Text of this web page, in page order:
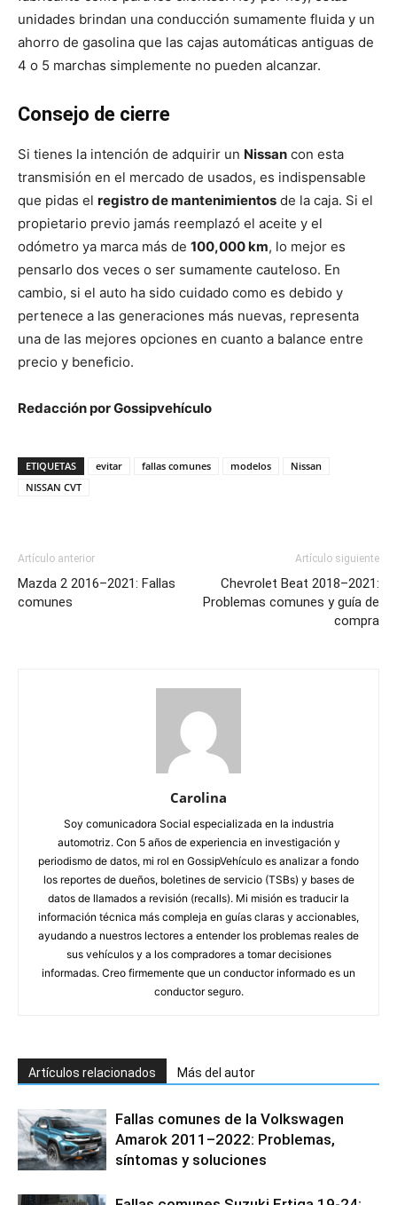
unidades brindan una conducción sumamente fluida y un
ahorro de gasolina que las cajas automáticas antiguas de
4 o 5 marchas simplemente no pueden alcanzar.
Consejo de cierre
Si tienes la intención de adquirir un Nissan con esta
transmisión en el mercado de usados, es indispensable
que pidas el registro de mantenimientos de la caja. Si el
propietario previo jamás reemplazó el aceite y el
odómetro ya marca más de 100,000 km, lo mejor es
pensarlo dos veces o ser sumamente cauteloso. En
cambio, si el auto ha sido cuidado como es debido y
pertenece a las generaciones más nuevas, representa
una de las mejores opciones en cuanto a balance entre
precio y beneficio.
Redacción por Gossipvehículo
ETIQUETAS evitar fallas comunes modelos
Nissan
NISSAN CVT
Artículo anterior
Mazda 2 2016–2021: Fallas
comunes
Artículo siguiente
Chevrolet Beat 2018–2021:
Problemas comunes y guía de
compra
Carolina
Soy comunicadora Social especializada en la industria
automotriz. Con 5 años de experiencia en investigación y
periodismo de datos, mi rol en GossipVehículo es analizar a fondo
los reportes de dueños, boletines de servicio (TSBs) y bases de
datos de llamados a revisión (recalls). Mi misión es traducir la
información técnica más compleja en guías claras y accionables,
ayudando a nuestros lectores a entender los problemas reales de
sus vehículos y a los compradores a tomar decisiones
informadas. Creo firmemente que un conductor informado es un
conductor seguro.
Artículos relacionados Más del autor
Fallas comunes de la Volkswagen
Amarok 2011–2022: Problemas,
síntomas y soluciones